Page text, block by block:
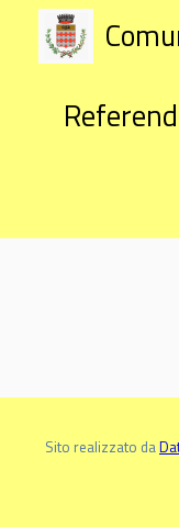
Sito realizzato da